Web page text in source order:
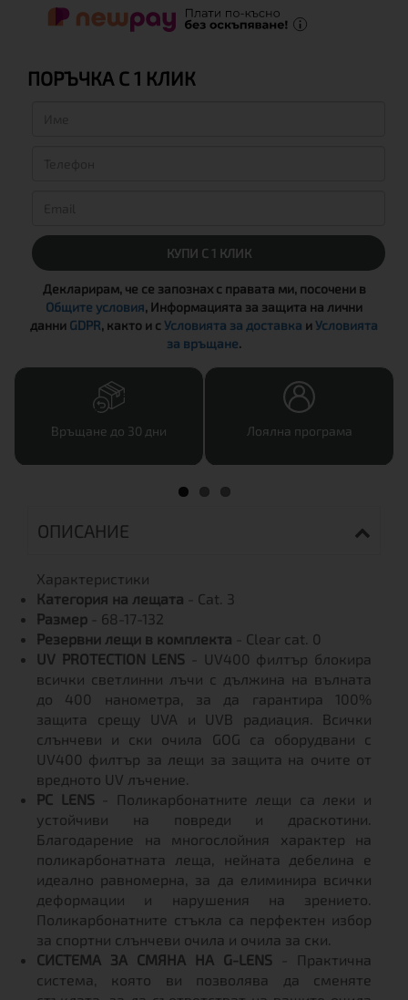
ПОРЪЧКА С 1 КЛИК
КУПИ С 1 КЛИК
Декларирам, че се запознах с правата ми, посочени в
Общите условия, Информацията за защита на лични
данни GDPR, както и сУсловията за доставка иУсловията
за връщане.
Връщане до 30 дни Лоялна програма
ОПИСАНИЕ
Характеристики
Категория на лещата - Cat. 3
Размер - 68-17-132
Резервни лещи в комплекта - Clear cat. 0
UV PROTECTION LENS - UV400 филтър блокира
всички светлинни лъчи с дължина на вълната
до 400 нанометра, за да гарантира 100%
защита срещу UVA и UVB радиация. Всички
слънчеви и ски очила GOG са оборудвани с
UV400 филтър за лещи за защита на очите от
вредното UV лъчение.
PC LENS- Поликарбонатните лещи са леки и
устойчиви на повреди и драскотини.
Благодарение на многослойния характер на
поликарбонатната леща, нейната дебелина е
идеално равномерна, за да елиминира всички
деформации и нарушения на зрението.
Поликарбонатните стъкла са перфектен избор
за спортни слънчеви очила и очила за ски.
СИСТЕМА ЗА СМЯНА НА G-LENS - Практична
система, която ви позволява да сменяте